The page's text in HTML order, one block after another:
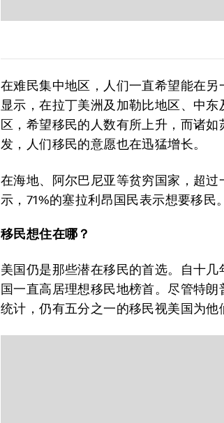
在难民集中地区，人们一直希望能在
显示，在拉丁美洲及加勒比地区、中
区，希望移民的人数有所上升，而诸
发，人们移民的意愿也在迅猛增长。
在海地、阿尔巴尼亚等贫穷国家，超
示，71%的塞拉利昂国民表示想要移民。
移民想住在哪？
美国仍是那些潜在移民的首选。自十
国一直高居理想移民地榜首。尽管特
统计，仍有五分之一的移民视美国为他